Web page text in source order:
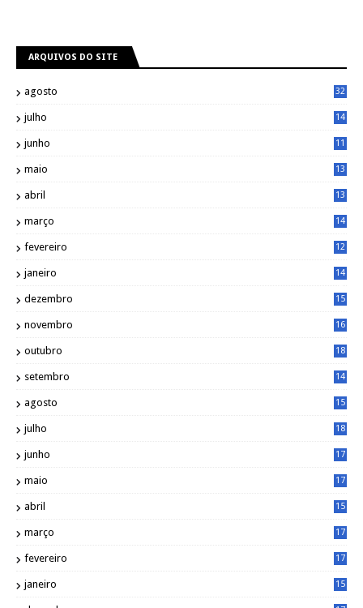
ARQUIVOS DO SITE
agosto 32
julho
14
junho
11
maio
13
abril
13
março
14
fevereiro
12
janeiro
14
dezembro
15
novembro
16
outubro
18
setembro
14
agosto
15
julho
18
junho
17
maio
17
abril
15
março
17
fevereiro
17
janeiro
15